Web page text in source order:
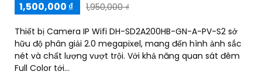
1,500,000 ₫
1,950,000 ₫
Thiết bị Camera IP Wifi DH-SD2A200HB-GN-A-PV-S2 sở
hữu độ phân giải 2.0 megapixel, mang đến hình ảnh sắc
nét và chất lượng vượt trội. Với khả năng quan sát đêm
Full Color tới...